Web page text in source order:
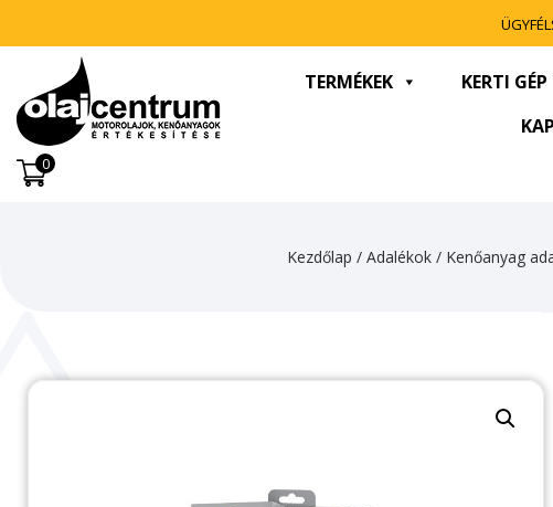
TERMÉKEK KERTI
0
Kezdőlap / Adalékok / Kenőanyag